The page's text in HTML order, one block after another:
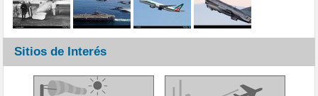
Sitios de Interés